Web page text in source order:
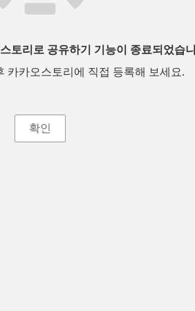
토리로 공유하기 기능이 종료되었습
카카오스토리에 직접 등록해 보세요.
확인